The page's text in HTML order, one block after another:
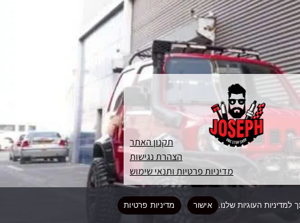
תקנון האתר
הצהרת נגישות
מדיניות פרטיות ותנאי שימוש
אישור מדיניות פרטיות